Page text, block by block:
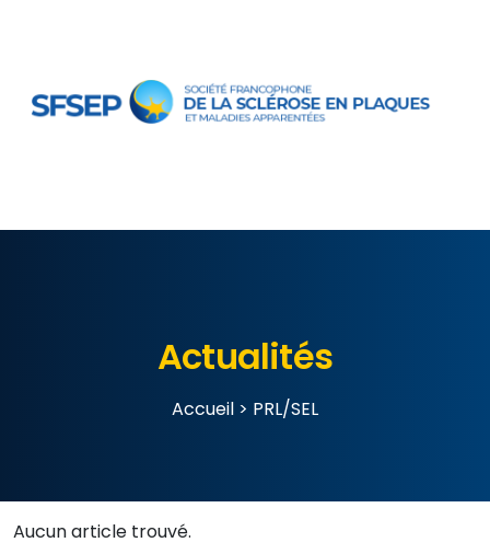
Actualités
Accueil > PRL/SEL
Aucun article trouvé.